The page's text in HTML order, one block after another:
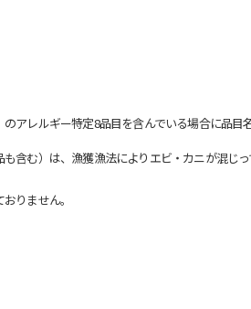
アレルギー特定8品目を含んでいる場合に品目
む）は、漁獲漁法によりエビ・カニが混じ
りません。